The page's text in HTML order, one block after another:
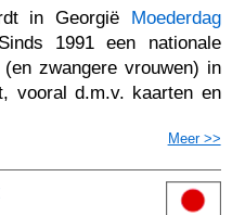
in Georgië Moederdag
1991 een nationale
zwangere vrouwen) in
vooral d.m.v. kaarten en
Meer >>